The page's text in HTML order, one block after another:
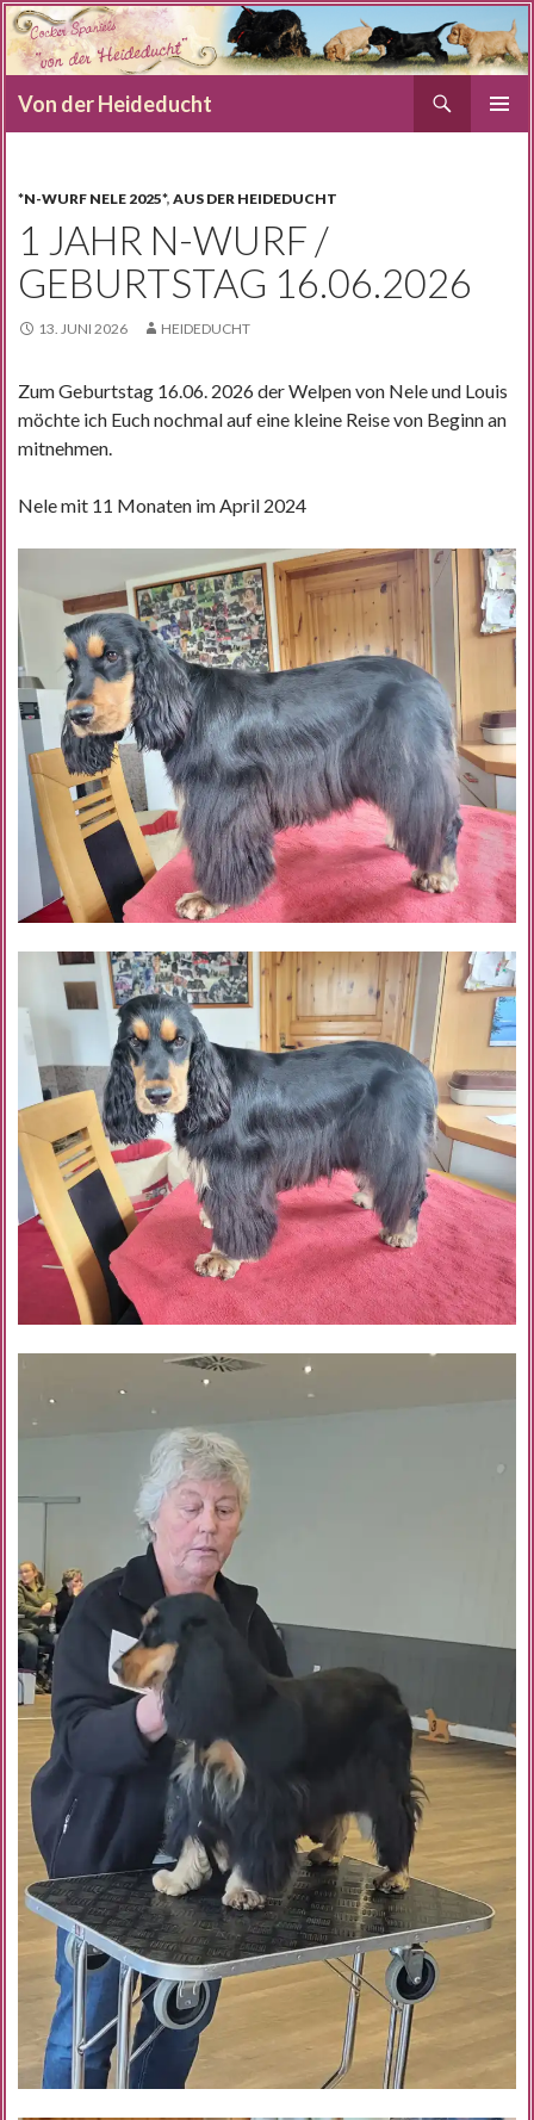
Von der Heideducht
*N-WURF NELE 2025*, AUS DER HEIDEDUCHT
1 JAHR N-WURF /
GEBURTSTAG 16.06.2026
13. JUNI 2026 HEIDEDUCHT
Zum Geburtstag 16.06. 2026 der Welpen von Nele und Louis
möchte ich Euch nochmal auf eine kleine Reise von Beginn an
mitnehmen.
Nele mit 11 Monaten im April 2024